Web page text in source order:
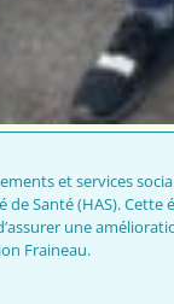
et services
de Santé (HAS).
une
Fraineau.